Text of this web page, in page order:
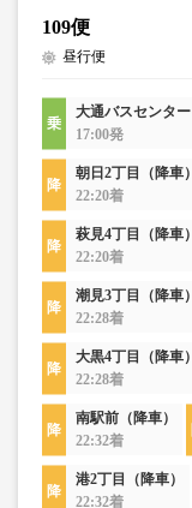
109便
昼行便
大通バスセンター
17:00発
朝日2丁目（降車）
22:20着
萩見4丁目（降車）
22:20着
潮見3丁目（降車）
22:28着
大黒4丁目（降車）
22:28着
南駅前（降車）
22:32着
港2丁目（降車）
22:32着